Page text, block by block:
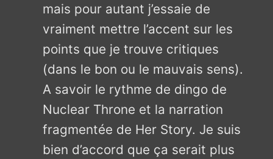
mais pour autant j’essaie de
vraiment mettre l’accent sur les
points que je trouve critiques
(dans le bon ou le mauvais sens).
A savoir le rythme de dingo de
Nuclear Throne et la narration
fragmentée de Her Story. Je suis
bien d’accord que ça serait plus